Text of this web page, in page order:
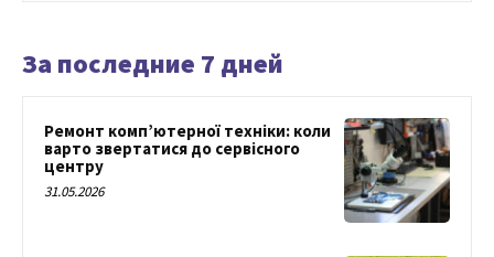
За последние 7 дней
Ремонт комп’ютерної техніки: коли
варто звертатися до сервісного
центру
31.05.2026